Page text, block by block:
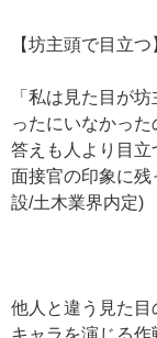
【坊主頭で目立つ
「私は見た目が
ったにいなかっ
答えも人より目
面接官の印象に
設/土木業界内定)
他人と違う見た
キャラを演じる